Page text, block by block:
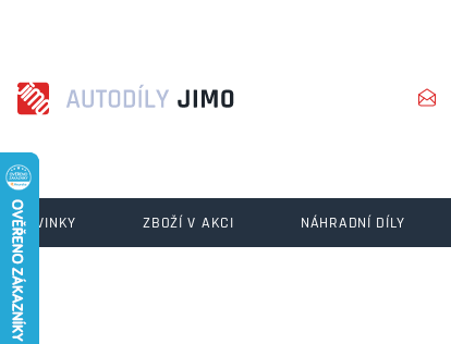
NOVINKY ZBOŽÍ V AKCI NÁHRADNÍ DÍLY